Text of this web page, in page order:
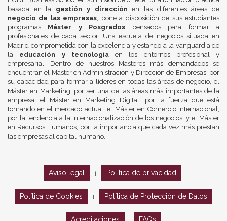
basada en la gestión y dirección en las diferentes áreas de
negocio de las empresas, pone a disposición de sus estudiantes
programas Máster y Posgrados pensados para formar a
profesionales de cada sector. Una escuela de negocios situada en
Madrid comprometida con la excelencia y estando a la vanguardia de
la educación y tecnologíaen los entornos profesional y
empresarial. Dentro de nuestros Másteres más demandados se
encuentran el Máster en Administración y Dirección de Empresas, por
su capacidad para formar a líderes en todas las áreas de negocio, el
Máster en Marketing, por ser una de las áreas más importantes de la
empresa, el Máster en Marketing Digital, por la fuerza que está
tomando en el mercado actual, el Máster en Comercio Internacional,
por la tendencia a la internacionalización de los negocios, y el Máster
en Recursos Humanos, por la importancia que cada vez más prestan
las empresas al capital humano.
Aviso legal Política de privacidad
Política de Cookies Política de Protección de Datos